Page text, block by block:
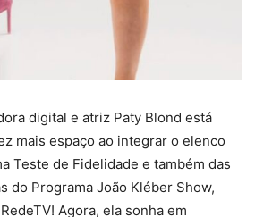
digital e atriz Paty Blond está
mais espaço ao integrar o elenco
Teste de Fidelidade e também das
do Programa João Kléber Show,
Agora, ela sonha em